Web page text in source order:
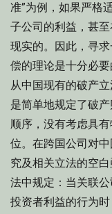
准”为例，如果严格
子公司的利益，甚
现实的。因此，寻
偿的理论是十分必要
从中国现有的破产
是简单地规定了破
顺序，没有考虑具
位。在跨国公司对
究及相关立法的空
法中规定：当关联
投资者利益的行为